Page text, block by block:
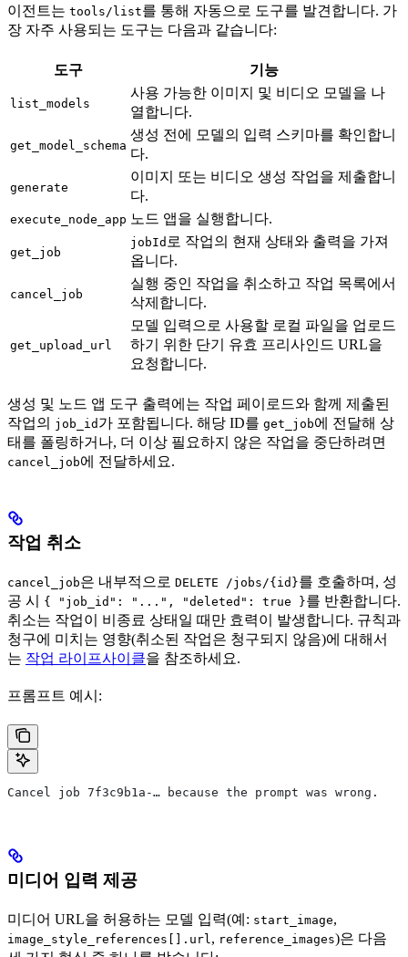
이전트는 tools/list를 통해 자동으로 도구를 발견합니다. 가
장 자주 사용되는 도구는 다음과 같습니다:
도구 기능
list_models
사용 가능한 이미지 및 비디오 모델을 나
열합니다.
get_model_schema
생성 전에 모델의 입력 스키마를 확인합니
다.
generate
이미지 또는 비디오 생성 작업을 제출합니
다.
execute_node_app 노드 앱을 실행합니다.
get_job
jobId 로 작업의 현재 상태와 출력을 가져
옵니다.
cancel_job
실행 중인 작업을 취소하고 작업 목록에서
삭제합니다.
get_upload_url
모델 입력으로 사용할 로컬 파일을 업로드
하기 위한 단기 유효 프리사인드 URL을
요청합니다.
생성 및 노드 앱 도구 출력에는 작업 페이로드와 함께 제출된
작업의 job_id 가 포함됩니다. 해당 ID를 get_job에 전달해 상
태를 폴링하거나, 더 이상 필요하지 않은 작업을 중단하려면
cancel_job에 전달하세요.
작업 취소
cancel_job은 내부적으로 DELETE /jobs/{id}를 호출하며, 성
공 시
{ "job_id": "...", "deleted": true }를 반환합니다.
취소는 작업이 비종료 상태일 때만 효력이 발생합니다. 규칙과
청구에 미치는 영향(취소된 작업은 청구되지 않음)에 대해서
는 작업 라이프사이클을 참조하세요.
프롬프트 예시:
Cancel job 7f3c9b1a-… because the prompt was wrong.
미디어 입력 제공
미디어 URL을 허용하는 모델 입력(예: start_image,
image_style_references[].url, reference_images)은 다음